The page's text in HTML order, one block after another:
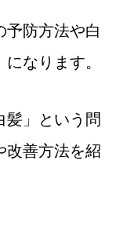
予防方法や白
なります。
髪」という問
改善方法を紹